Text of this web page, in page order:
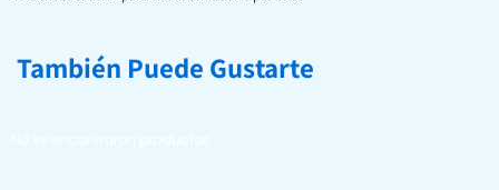
También Puede Gustarte